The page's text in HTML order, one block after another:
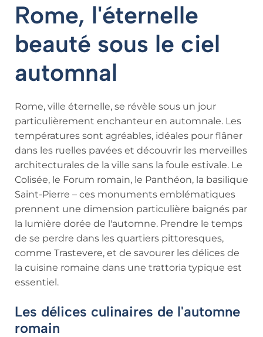
Rome, l'éternelle
beauté sous le ciel
automnal
Rome, ville éternelle, se révèle sous un jour
particulièrement enchanteur en automnale. Les
températures sont agréables, idéales pour flâner
dans les ruelles pavées et découvrir les merveilles
architecturales de la ville sans la foule estivale. Le
Colisée, le Forum romain, le Panthéon, la basilique
Saint-Pierre – ces monuments emblématiques
prennent une dimension particulière baignés par
la lumière dorée de l'automne. Prendre le temps
de se perdre dans les quartiers pittoresques,
comme Trastevere, et de savourer les délices de
la cuisine romaine dans une trattoria typique est
essentiel.
Les délices culinaires de l'automne
romain